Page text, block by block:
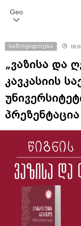
Geo
საზოგადოება
„ვაზისა და
კავკასიის